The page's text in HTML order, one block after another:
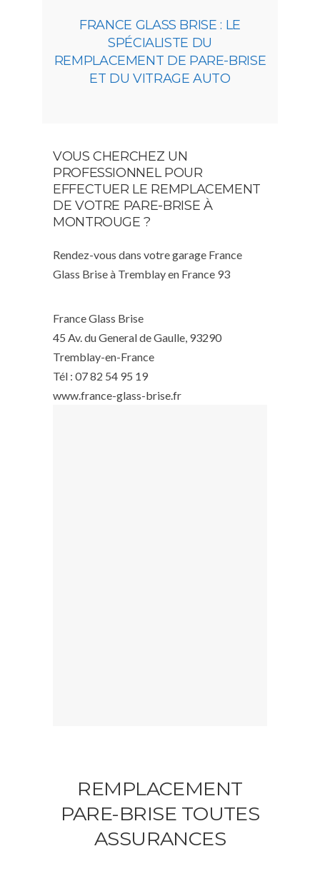
FRANCE GLASS BRISE : LE
SPÉCIALISTE DU
REMPLACEMENT DE PARE-BRISE
ET DU VITRAGE AUTO
VOUS CHERCHEZ UN
PROFESSIONNEL POUR
EFFECTUER LE REMPLACEMENT
DE VOTRE PARE-BRISE À
MONTROUGE ?
Rendez-vous dans votre garage France
Glass Brise à Tremblay en France 93
France Glass Brise
45 Av. du General de Gaulle, 93290
Tremblay-en-France
Tél : 07 82 54 95 19
www.france-glass-brise.fr
REMPLACEMENT
PARE-BRISE TOUTES
ASSURANCES